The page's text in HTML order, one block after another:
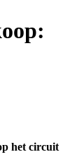
het circuit